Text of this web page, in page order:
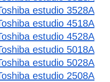
estudio 3528A
estudio 4518A
estudio 4528A
estudio 5018A
estudio 5028A
estudio 2508A